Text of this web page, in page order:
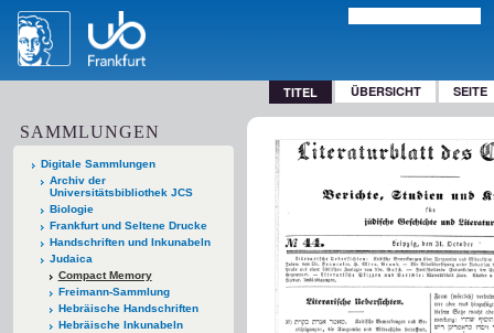
TITEL ÜBERSICHT SEITE
SAMMLUNGEN
Digitale Sammlungen
Archiv der
Universitätsbibliothek JCS
Biologie
Frankfurt und Seltene Drucke
Handschriften und Inkunabeln
Judaica
Compact Memory
Freimann-Sammlung
Hebräische Handschriften
Hebräische Inkunabeln